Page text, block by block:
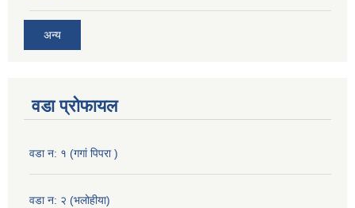
अन्य
वडा प्रोफायल
वडा न: १ (गगां पिपरा )
वडा न: २ (भलोहीया)